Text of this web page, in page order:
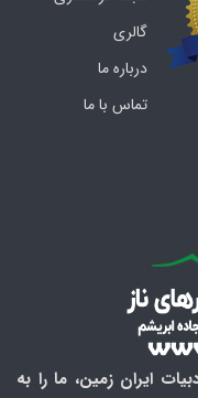
گالری
درباره ما
تماس با ما
ایران زمین، ما را به